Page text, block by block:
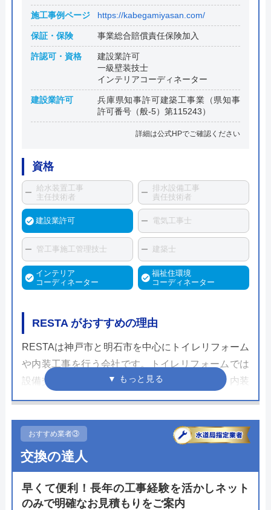
施工事例ページ https://kabegamiyasan.com/
保証・保険 事業総合賠償責任保険加入
許認可・資格
建設業許可
一級壁装技士
インテリアコーディネーター
建設業許可
兵庫県知事許可建築工事業（県知事
許可番号（般-5）第115243）
詳細は公式HPでご確認ください
資格
給水装置工事
主任技術者
排水設備工事
責任技術者
建設業許可 電気工事士
管工事施工管理技士 建築士
インテリア
コーディネーター
福祉住環境
コーディネーター
RESTA がおすすめの理由
RESTAは神戸市と明石市を中心にトイレリフォーム
や内装工事を行う会社です。トイレリフォームでは
設備交換から新設工事まで幅広く対応ができ、内装
工事も一括して依頼できるのは大きなメリットでし
リフォーム施工後は独自の工事保証書を発行し、ア
フターフォローを行っています。それぞれの工事の
施工費はホームページに記載されているので費用の
面でも安心。リフォームの見積もりは写真を送るだ
おすすめ業者③
交換の達人
早くて便利！長年の工事経験を活かしネット
のみで明確なお見積もりをご案内